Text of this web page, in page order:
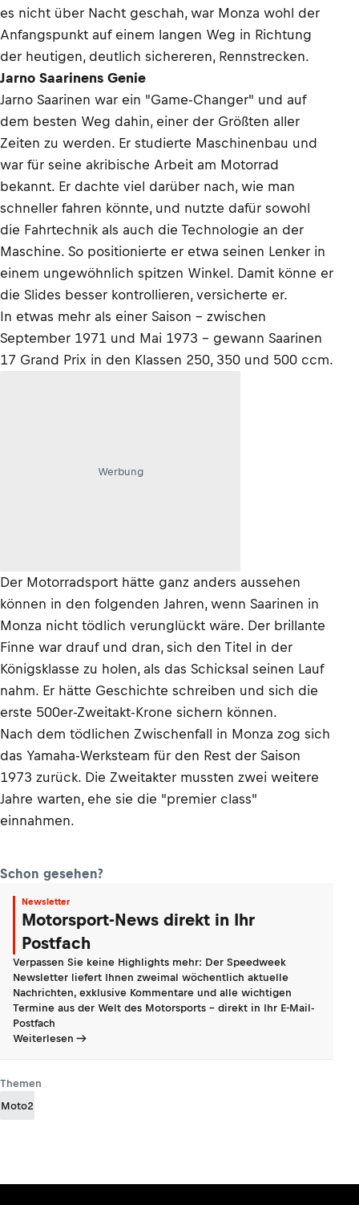
es nicht über Nacht geschah, war Monza wohl der
Anfangspunkt auf einem langen Weg in Richtung
der heutigen, deutlich sichereren, Rennstrecken.
Jarno Saarinens Genie
Jarno Saarinen war ein "Game-Changer" und auf
dem besten Weg dahin, einer der Größten aller
Zeiten zu werden. Er studierte Maschinenbau und
war für seine akribische Arbeit am Motorrad
bekannt. Er dachte viel darüber nach, wie man
schneller fahren könnte, und nutzte dafür sowohl
die Fahrtechnik als auch die Technologie an der
Maschine. So positionierte er etwa seinen Lenker in
einem ungewöhnlich spitzen Winkel. Damit könne er
die Slides besser kontrollieren, versicherte er.
In etwas mehr als einer Saison – zwischen
September 1971 und Mai 1973 – gewann Saarinen
17 Grand Prix in den Klassen 250, 350 und 500 ccm.
Werbung
Der Motorradsport hätte ganz anders aussehen
können in den folgenden Jahren, wenn Saarinen in
Monza nicht tödlich verunglückt wäre. Der brillante
Finne war drauf und dran, sich den Titel in der
Königsklasse zu holen, als das Schicksal seinen Lauf
nahm. Er hätte Geschichte schreiben und sich die
erste 500er-Zweitakt-Krone sichern können.
Nach dem tödlichen Zwischenfall in Monza zog sich
das Yamaha-Werksteam für den Rest der Saison
1973 zurück. Die Zweitakter mussten zwei weitere
Jahre warten, ehe sie die "premier class"
einnahmen.
Schon gesehen?
Newsletter
Motorsport-News direkt in Ihr
Postfach
Verpassen Sie keine Highlights mehr: Der Speedweek
Newsletter liefert Ihnen zweimal wöchentlich aktuelle
Nachrichten, exklusive Kommentare und alle wichtigen
Termine aus der Welt des Motorsports - direkt in Ihr E-Mail-
Postfach
Weiterlesen
Themen
Moto2